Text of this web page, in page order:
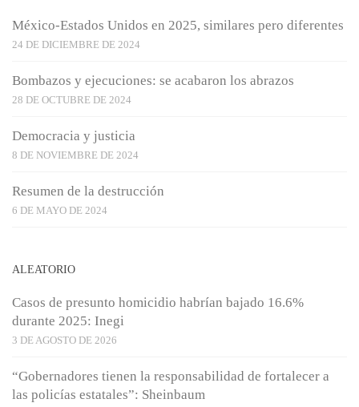
México-Estados Unidos en 2025, similares pero diferentes
24 DE DICIEMBRE DE 2024
Bombazos y ejecuciones: se acabaron los abrazos
28 DE OCTUBRE DE 2024
Democracia y justicia
8 DE NOVIEMBRE DE 2024
Resumen de la destrucción
6 DE MAYO DE 2024
ALEATORIO
Casos de presunto homicidio habrían bajado 16.6%
durante 2025: Inegi
3 DE AGOSTO DE 2026
“Gobernadores tienen la responsabilidad de fortalecer a
las policías estatales”: Sheinbaum